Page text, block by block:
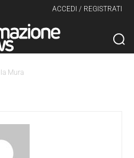
ACCEDI / REGISTRATI
Mura